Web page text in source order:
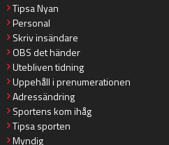
Tipsa Nyan
Personal
Skriv insändare
OBS det händer
Utebliven tidning
Uppehåll i prenumerationen
Adressändring
Sportens kom ihåg
Tipsa sporten
Myndig